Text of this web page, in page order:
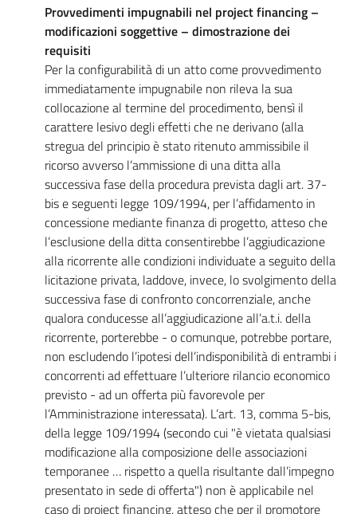
Provvedimenti impugnabili nel project financing –
modificazioni soggettive – dimostrazione dei
requisiti
Per la configurabilità di un atto come provvedimento
immediatamente impugnabile non rileva la sua
collocazione al termine del procedimento, bensì il
carattere lesivo degli effetti che ne derivano (alla
stregua del principio è stato ritenuto ammissibile il
ricorso avverso l’ammissione di una ditta alla
successiva fase della procedura prevista dagli art. 37-
bis e seguenti legge 109/1994, per l’affidamento in
concessione mediante finanza di progetto, atteso che
l’esclusione della ditta consentirebbe l’aggiudicazione
alla ricorrente alle condizioni individuate a seguito della
licitazione privata, laddove, invece, lo svolgimento della
successiva fase di confronto concorrenziale, anche
qualora conducesse all’aggiudicazione all’a.t.i. della
ricorrente, porterebbe - o comunque, potrebbe portare,
non escludendo l’ipotesi dell’indisponibilità di entrambi i
concorrenti ad effettuare l’ulteriore rilancio economico
previsto - ad un offerta più favorevole per
l’Amministrazione interessata). L’art. 13, comma 5-bis,
della legge 109/1994 (secondo cui "è vietata qualsiasi
modificazione alla composizione delle associazioni
temporanee … rispetto a quella risultante dall’impegno
presentato in sede di offerta") non è applicabile nel
caso di project financing, atteso che per il promotore